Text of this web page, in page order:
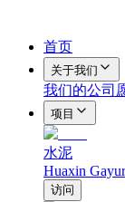
首页
关于我们
我们的公司
项目
水泥
Huaxin
访问